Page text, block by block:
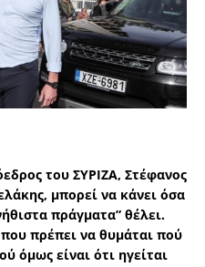
του ΣΥΡΙΖΑ, Στέφανος
μπορεί να κάνει όσα
πράγματα” θέλει.
πρέπει να θυμάται πού
όμως είναι ότι ηγείται